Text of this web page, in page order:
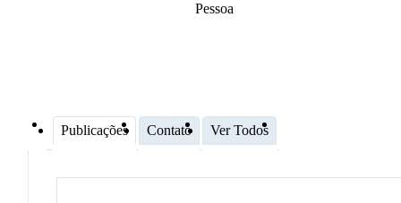
Pessoa
Publicações Contato Ver Todos